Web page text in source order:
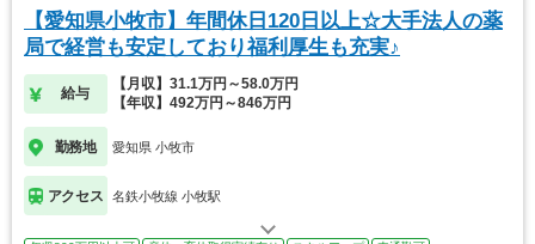
【愛知県小牧市】年間休日120日以上☆大手法人の薬
局で経営も安定しており福利厚生も充実♪
給与
【月収】31.1万円～58.0万円
【年収】492万円～846万円
勤務地 愛知県 小牧市
アクセス 名鉄小牧線 小牧駅